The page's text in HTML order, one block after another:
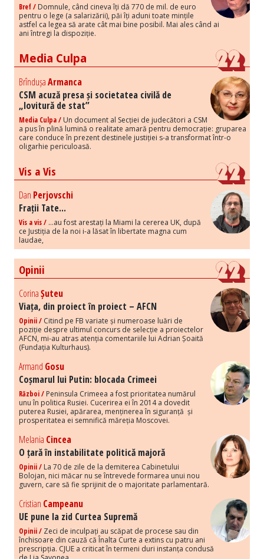
Bref / Domnule, când cineva îți dă 770 de mil. de euro
pentru o lege (a salarizării), păi îți aduni toate mințile
astfel ca legea să arate cât mai bine posibil. Mai ales când ai
ani întregi la dispoziție.
Media Culpa
BrîndușaArmanca
CSM acuză presa și societatea civilă de
„lovitură de stat”
Media Culpa / Un document al Secției de judecători a CSM
a pus în plină lumină o realitate amară pentru democrație: gruparea
care conduce în prezent destinele justiției s-a transformat într-o
oligarhie periculoasă.
Vis a Vis
Dan Perjovschi
Frații Tate...
Vis a vis / ...au fost arestați la Miami la cererea UK, după
ce Justiția de la noi i-a lăsat în libertate magna cum
laudae,
Opinii
CorinaȘuteu
Viața, din proiect în proiect – AFCN
Opinii / Citind pe FB variate și numeroase luări de
poziție despre ultimul concurs de selecție a proiectelor
AFCN, mi-au atras atenția comentariile lui Adrian Șoaită
(Fundația Kulturhaus).
Armand Gosu
Coșmarul lui Putin: blocada Crimeei
Război / Peninsula Crimeea a fost prioritatea numărul
unu în politica Rusiei. Cucerirea ei în 2014 a dovedit
puterea Rusiei, apărarea, menținerea în siguranță și
prosperitatea ei semnifică măreția Moscovei.
Melania Cincea
O țară în instabilitate politică majoră
Opinii / La 70 de zile de la demiterea Cabinetului
Bolojan, nici măcar nu se întrevede formarea unui nou
guvern, care să fie sprijinit de o majoritate parlamentară.
Cristian Campeanu
UE pune la zid Curtea Supremă
Opinii / Zeci de inculpați au scăpat de procese sau din
închisoare din cauză că Înalta Curte a extins cu patru ani
prescripția. CJUE a criticat în termeni duri instanța condusă